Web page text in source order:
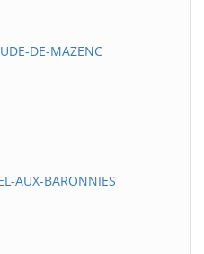
DE-MAZENC
AUX-BARONNIES